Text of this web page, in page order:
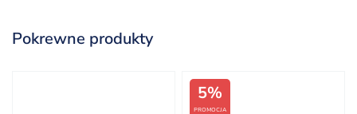
Pokrewne produkty
5%
PROMOCJA